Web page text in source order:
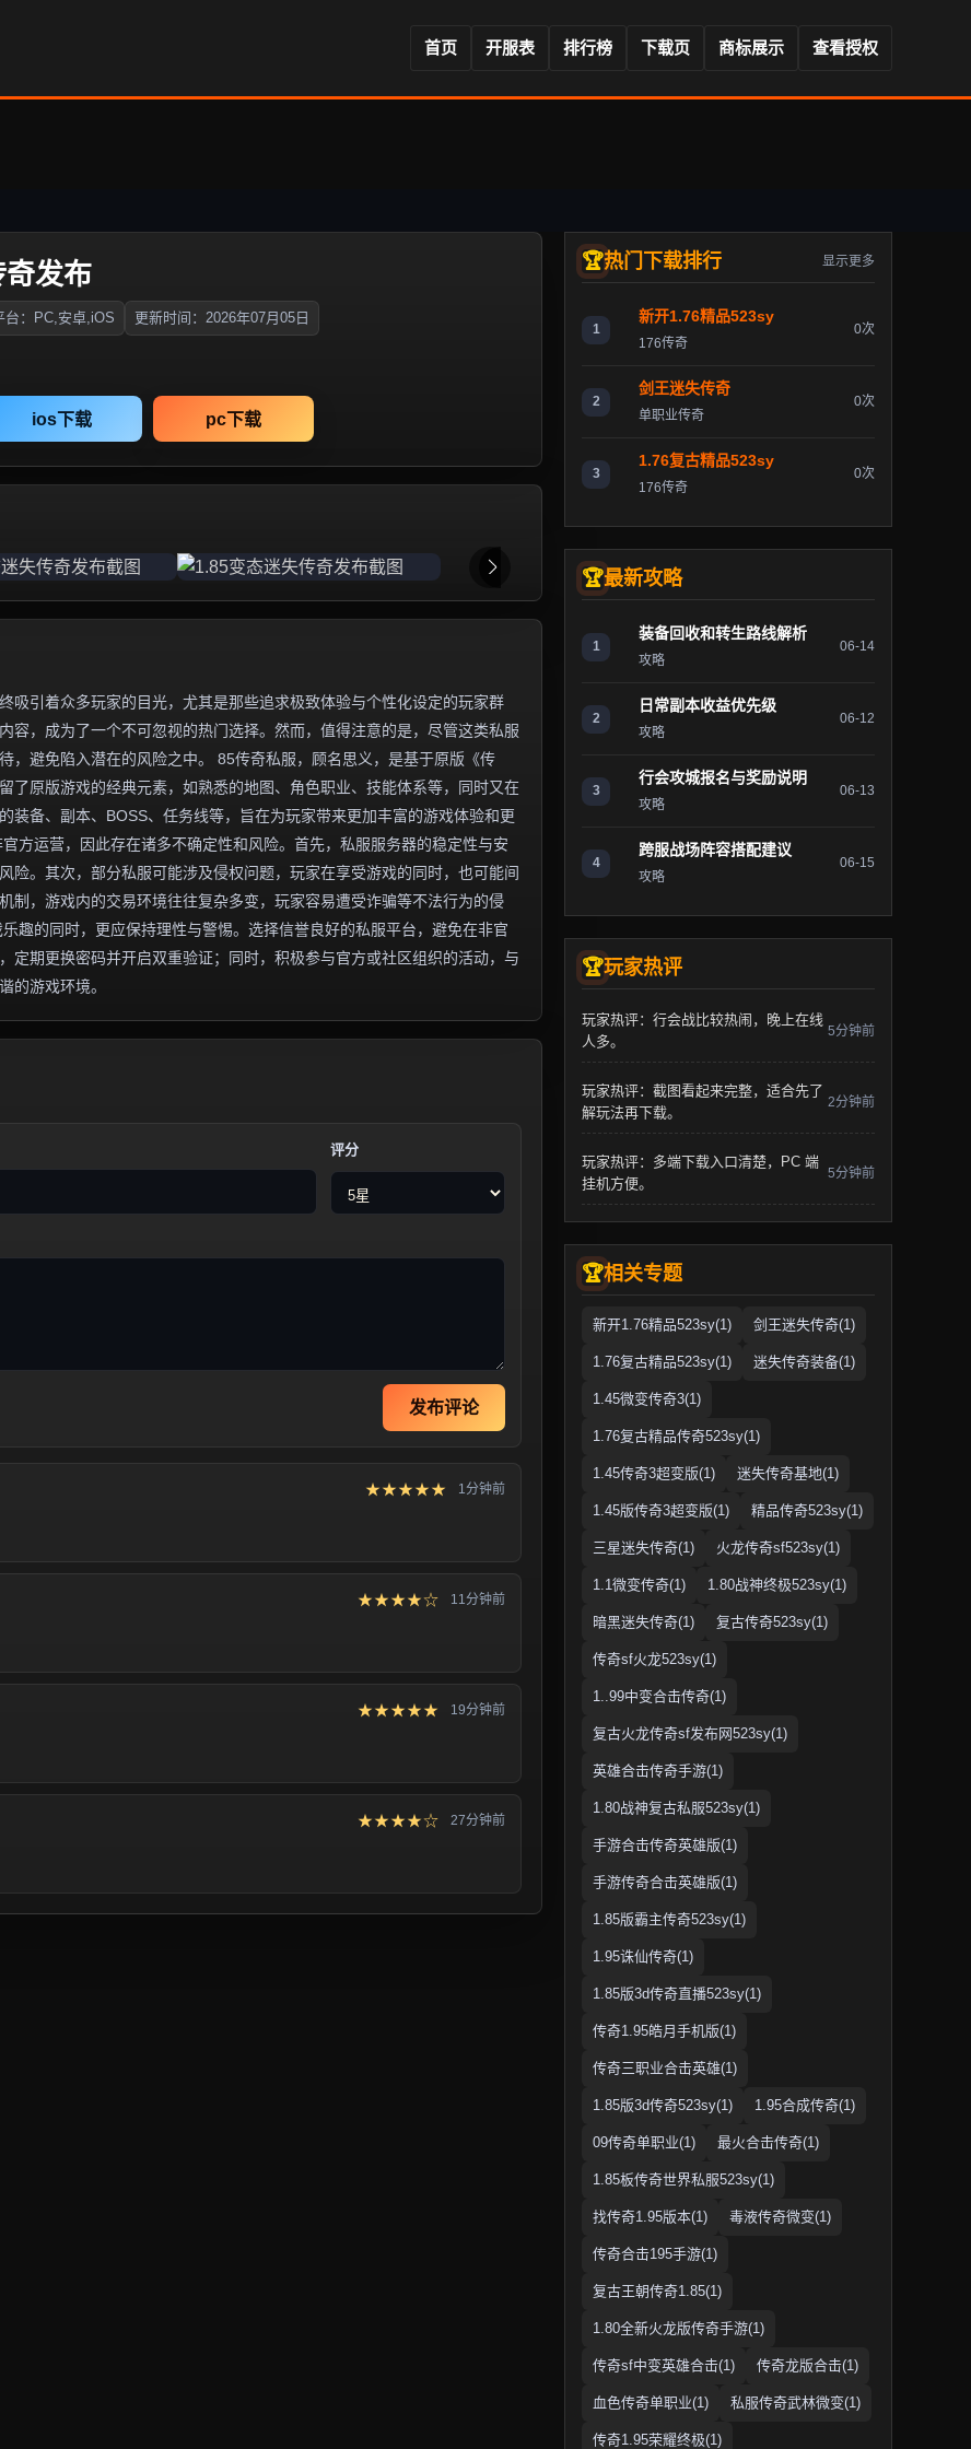
首页 开服表 排行榜 下载页 商标展示 查看授权
发布
台：PC,安卓,iOS 更新时间：2026年07月05日
ios下载 pc下载
吸引着众多玩家的目光，尤其是那些追求极致体验与个性化设定的玩家群
容，成为了一个不可忽视的热门选择。然而，值得注意的是，尽管这类私服
，避免陷入潜在的风险之中。 85传奇私服，顾名思义，是基于原版《传
了原版游戏的经典元素，如熟悉的地图、角色职业、技能体系等，同时又在
装备、副本、BOSS、任务线等，旨在为玩家带来更加丰富的游戏体验和更
方运营，因此存在诸多不确定性和风险。首先，私服服务器的稳定性与安
险。其次，部分私服可能涉及侵权问题，玩家在享受游戏的同时，也可能间
制，游戏内的交易环境往往复杂多变，玩家容易遭受诈骗等不法行为的侵
趣的同时，更应保持理性与警惕。选择信誉良好的私服平台，避免在非官
定期更换密码并开启双重验证；同时，积极参与官方或社区组织的活动，与
的游戏环境。
评分
发布评论
★★★★★ 1分钟前
★★★★☆ 11分钟前
★★★★★ 19分钟前
★★★★☆ 27分钟前
热门下载排行 显示更多
1
新开1.76精品523sy
176传奇
0次
2
剑王迷失传奇
单职业传奇
0次
3
1.76复古精品523sy
176传奇
0次
最新攻略
1
装备回收和转生路线解析
攻略
06-14
2
日常副本收益优先级
攻略
06-12
3
行会攻城报名与奖励说明
攻略
06-13
4
跨服战场阵容搭配建议
攻略
06-15
玩家热评
玩家热评：行会战比较热闹，晚上在线
人多。
5分钟前
玩家热评：截图看起来完整，适合先了
解玩法再下载。
2分钟前
玩家热评：多端下载入口清楚，PC 端
挂机方便。
5分钟前
相关专题
新开1.76精品523sy(1) 剑王迷失传奇(1)
1.76复古精品523sy(1) 迷失传奇装备(1)
1.45微变传奇3(1)
1.76复古精品传奇523sy(1)
1.45传奇3超变版(1) 迷失传奇基地(1)
1.45版传奇3超变版(1) 精品传奇523sy(1)
三星迷失传奇(1) 火龙传奇sf523sy(1)
1.1微变传奇(1) 1.80战神终极523sy(1)
暗黑迷失传奇(1) 复古传奇523sy(1)
传奇sf火龙523sy(1)
1..99中变合击传奇(1)
复古火龙传奇sf发布网523sy(1)
英雄合击传奇手游(1)
1.80战神复古私服523sy(1)
手游合击传奇英雄版(1)
手游传奇合击英雄版(1)
1.85版霸主传奇523sy(1)
1.95诛仙传奇(1)
1.85版3d传奇直播523sy(1)
传奇1.95皓月手机版(1)
传奇三职业合击英雄(1)
1.85版3d传奇523sy(1) 1.95合成传奇(1)
09传奇单职业(1) 最火合击传奇(1)
1.85板传奇世界私服523sy(1)
找传奇1.95版本(1) 毒液传奇微变(1)
传奇合击195手游(1)
复古王朝传奇1.85(1)
1.80全新火龙版传奇手游(1)
传奇sf中变英雄合击(1) 传奇龙版合击(1)
血色传奇单职业(1) 私服传奇武林微变(1)
传奇1.95荣耀终极(1)